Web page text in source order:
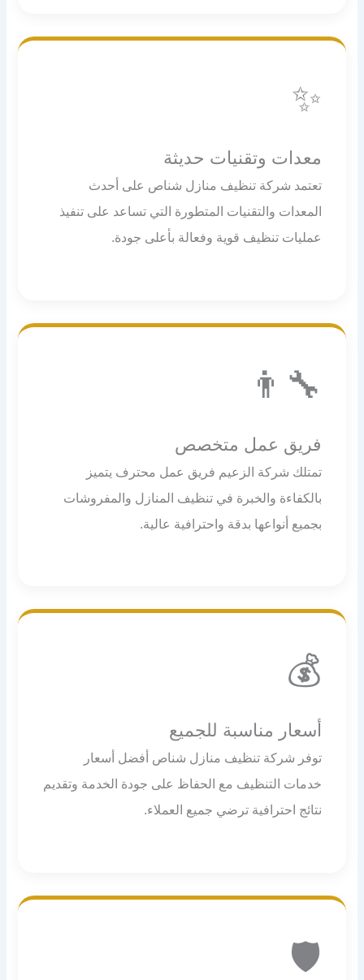
✨
معدات وتقنيات حديثة
تعتمد شركة تنظيف منازل شناص على أحدث
المعدات والتقنيات المتطورة التي تساعد على تنفيذ
عمليات تنظيف قوية وفعالة بأعلى جودة.
👨‍🔧
فريق عمل متخصص
تمتلك شركة الزعيم فريق عمل محترف يتميز
بالكفاءة والخبرة في تنظيف المنازل والمفروشات
بجميع أنواعها بدقة واحترافية عالية.
💰
أسعار مناسبة للجميع
توفر شركة تنظيف منازل شناص أفضل أسعار
خدمات التنظيف مع الحفاظ على جودة الخدمة وتقديم
نتائج احترافية ترضي جميع العملاء.
🛡️